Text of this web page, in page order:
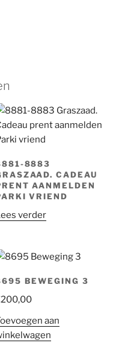
8883
CADEAU
AANMELDEN
VRIEND
verder
BEWEGING 3
200,00
aan